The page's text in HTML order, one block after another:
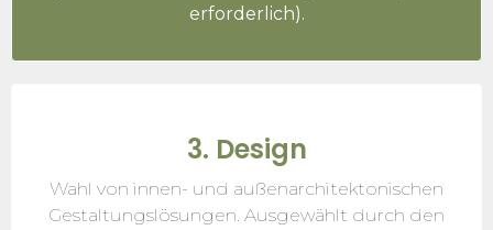
erforderlich).
3. Design
Wahl von innen- und außenarchitektonischen
Gestaltungslösungen. Ausgewählt durch den